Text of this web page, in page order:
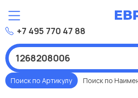
+7 495 770 47 88
Поиск по Артикулу Поиск по